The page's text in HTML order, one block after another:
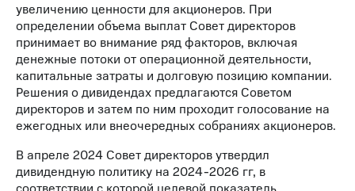
увеличению ценности для акционеров. При
определении объема выплат Совет директоров
принимает во внимание ряд факторов, включая
денежные потоки от операционной деятельности,
капитальные затраты и долговую позицию компании.
Решения о дивидендах предлагаются Советом
директоров и затем по ним проходит голосование на
ежегодных или внеочередных собраниях акционеров.
В апреле 2024 Совет директоров утвердил
дивидендную политику на 2024-2026 гг, в